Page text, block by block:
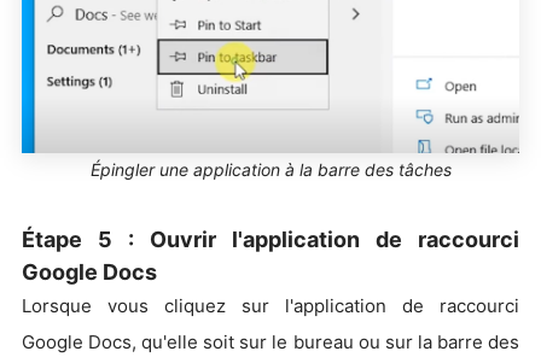
Épingler une application à la barre des tâches
Étape 5 : Ouvrir l'application de raccourci
Google Docs
Lorsque vous cliquez sur l'application de raccourci
Google Docs, qu'elle soit sur le bureau ou sur la barre des